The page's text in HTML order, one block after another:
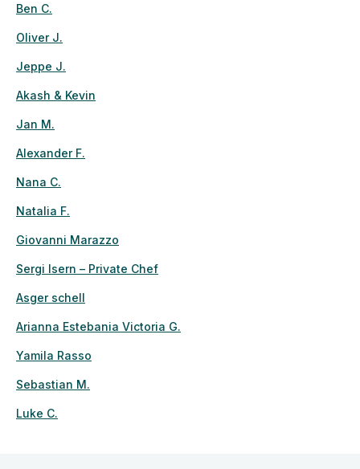
Ben C.
Oliver J.
Jeppe J.
Akash & Kevin
Jan M.
Alexander F.
Nana C.
Natalia F.
Giovanni Marazzo
Sergi Isern – Private Chef
Asger schell
Arianna Estebania Victoria G.
Yamila Rasso
Sebastian M.
Luke C.